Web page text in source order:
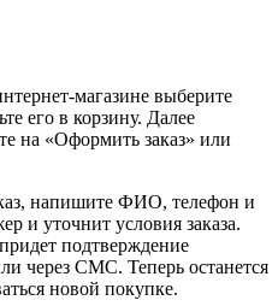
магазине выберите
его в корзину. Далее
на «Оформить заказ» или
напишите ФИО, телефон и
и уточнит условия заказа.
подтверждение
через СМС. Теперь останется
новой покупке.